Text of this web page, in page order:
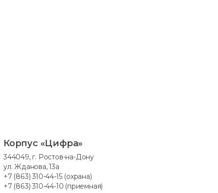
Корпус «Цифра»
344049, г. Ростов-на-Дону
ул. Жданова, 13а
+7 (863) 310-44-15 (охрана)
+7 (863) 310-44-10 (приемная)